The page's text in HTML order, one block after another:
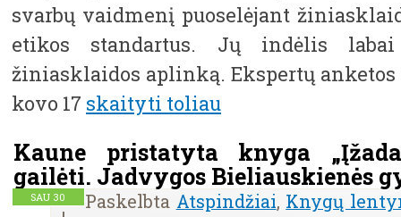
svarbų vaidmenį puoselėjant
etikos standartus. Jų indėlis labai
žiniasklaidos aplinką. Ekspertų
kovo 17 skaityti toliau
Kaune pristatyta knyga
gailėti. Jadvygos Bieliauskienės
SAU 30 Paskelbta Atspindžiai, Knygų